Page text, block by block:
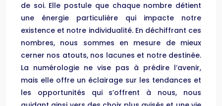
de soi. Elle postule que chaque nombre détient
une énergie particulière qui impacte notre
existence et notre individualité. En déchiffrant ces
nombres, nous sommes en mesure de mieux
cerner nos atouts, nos lacunes et notre destinée.
La numérologie ne vise pas à prédire l’avenir,
mais elle offre un éclairage sur les tendances et
les opportunités qui s’offrent à nous, nous